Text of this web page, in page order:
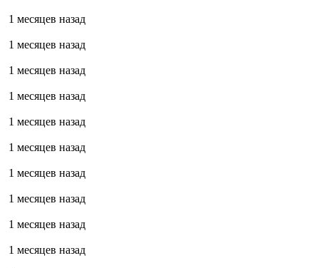
1 месяцев назад
1 месяцев назад
1 месяцев назад
1 месяцев назад
1 месяцев назад
1 месяцев назад
1 месяцев назад
1 месяцев назад
1 месяцев назад
1 месяцев назад